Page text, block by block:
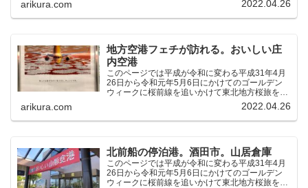
arikura.com 2022.04.26
地方空港フェチが訪れる。おいしい庄
内空港
このページでは平成が令和に変わる平成31年4月
26日から令和元年5月6日にかけてのゴールデン
ウィークに桜前線を追いかけて東北地方桜旅を車
中泊大遠征10泊11日した時の記録をまとめたも
のです。（結論）「桜前線なんてものはテレビの
中にしか存在し...
arikura.com 2022.04.26
北前船の停泊港。酒田市。山居倉庫
このページでは平成が令和に変わる平成31年4月
26日から令和元年5月6日にかけてのゴールデン
ウィークに桜前線を追いかけて東北地方桜旅を車